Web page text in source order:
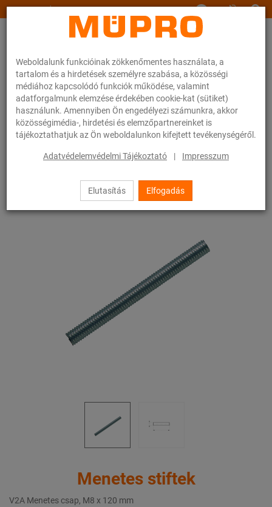
Weboldalunk funkcióinak zökkenőmentes használata, a
tartalom és a hirdetések személyre szabása, a közösségi
médiához kapcsolódó funkciók működése, valamint
adatforgalmunk elemzése érdekében cookie-kat (sütiket)
használunk. Amennyiben Ön engedélyezi számunkra, akkor
közösségimédia-, hirdetési és elemzőpartnereinket is
tájékoztathatjuk az Ön weboldalunkon kifejtett tevékenységéről.
Adatvédelemvédelmi Tájékoztató | Impresszum
Elutasítás Elfogadás
www.muepro.hu
Webáruhàz Rögzítéstechnika Szerelési anyagok Menetes stiftek
23 / 83
Menetes stiftek
V2A Menetes csap, M8 x 120 mm